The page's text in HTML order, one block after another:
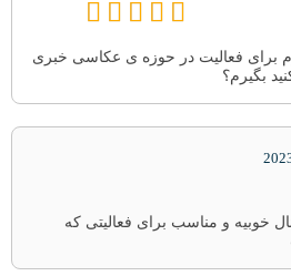
برای فعالیت در حوزه ی عکاسی خبری
بگیرم؟
خوبیه و مناسب برای فعالیتی که